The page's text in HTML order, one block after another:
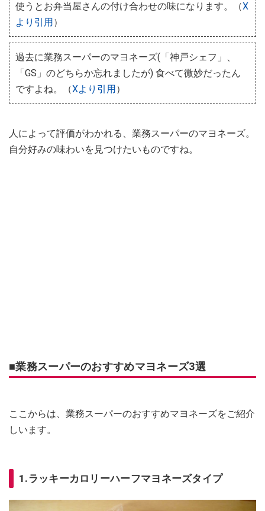
使うとお弁当屋さんの付け合わせの味になります。（X
より引用）
過去に業務スーパーのマヨネーズ(「神戸シェフ」、
「GS」のどちらか忘れましたが) 食べて微妙だったん
ですよね。（Xより引用）
人によって評価がわかれる、業務スーパーのマヨネーズ。
自分好みの味わいを見つけたいものですね。
■業務スーパーのおすすめマヨネーズ3選
ここからは、業務スーパーのおすすめマヨネーズをご紹介
しいます。
1.ラッキーカロリーハーフマヨネーズタイプ